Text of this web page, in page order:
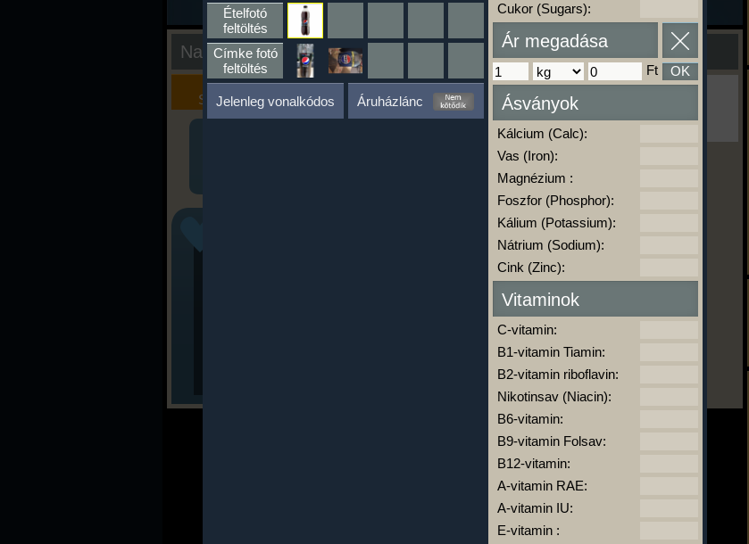
Nap kiértékelése
Kalória
Szimulátor
Szöveges
Értékelés
Ha ma már nem eszel/sportolsz többet,
kattints a kiértékelésre!
A Kalória Szimulátor Prémium funkció.
kalóriabázis.hu
-
Ételfotó
feltöltés
Címke fotó
feltöltés
Jelenleg vonalkódos Áruházlánc
Cukor (Sugars):
Ár megadása
Ft OK
Ásványok
Kálcium (Calc):
Vas (Iron):
Magnézium :
Foszfor (Phosphor):
Kálium (Potassium):
Nátrium (Sodium):
Cink (Zinc):
Vitaminok
C-vitamin:
B1-vitamin Tiamin:
B2-vitamin riboflavin:
Nikotinsav (Niacin):
B6-vitamin:
B9-vitamin Folsav:
B12-vitamin:
A-vitamin RAE:
A-vitamin IU:
E-vitamin :